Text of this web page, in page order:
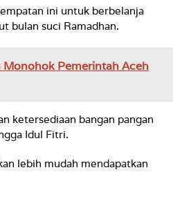
ini untuk berbelanja
bulan suci Ramadhan.
Monohok Pemerintah Aceh
ketersediaan bangan pangan
Idul Fitri.
lebih mudah mendapatkan